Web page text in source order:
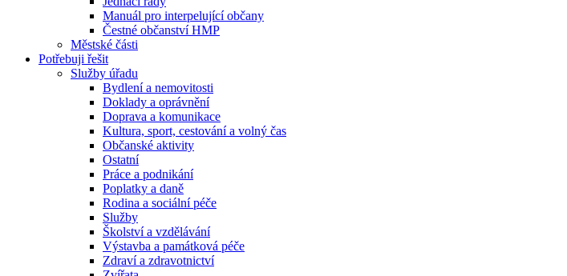
Manuál pro interpelující občany
Čestné občanství HMP
Městské části
Potřebuji řešit
Služby úřadu
Bydlení a nemovitosti
Doklady a oprávnění
Doprava a komunikace
Kultura, sport, cestování a volný čas
Občanské aktivity
Ostatní
Práce a podnikání
Poplatky a daně
Rodina a sociální péče
Služby
Školství a vzdělávání
Výstavba a památková péče
Zdraví a zdravotnictví